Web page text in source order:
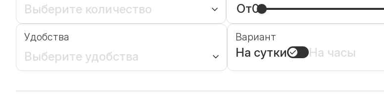
Выберите количество От0
Удобства
Выберите удобства
Вариант
На сутки На часы